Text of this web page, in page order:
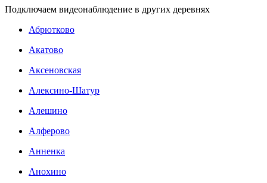
Подключаем видеонаблюдение в других деревнях
Абрютково
Акатово
Аксеновская
Алексино-Шатур
Алешино
Алферово
Анненка
Анохино